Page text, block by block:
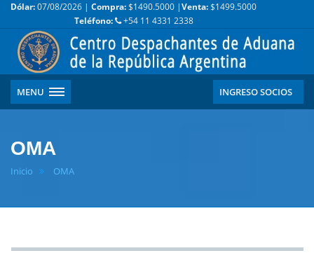
Dólar:07/08/2026 | Compra:$1490.5000 |Venta:$1499.5000
Teléfono:
+54 11 4331 2338
MENU INGRESO SOCIOS
OMA
Inicio OMA